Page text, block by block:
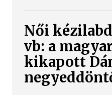
Női
vb: a
kikapott